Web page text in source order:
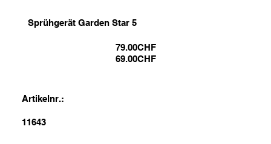
Sprühgerät Garden Star 5
79.00CHF
69.00CHF
Artikelnr.:
11643